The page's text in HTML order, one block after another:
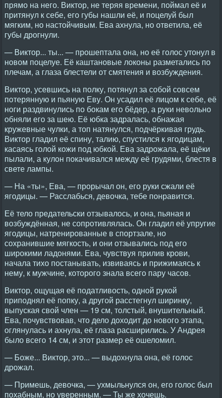
прямо на него. Виктор, не теряя времени, поймал её и
притянул к себе, его губы нашли её, и поцелуй был
мягким, но настойчивым. Ева ахнула, но ответила, её
губы дрогнули.
— Виктор... ты... — прошептала она, но её голос утонул в
новом поцелуе. Её каштановые локоны разметались по
плечам, а глаза блестели от смятения и возбуждения.
Виктор, усевшись на полку, потянул за собой совсем
потерянную и пьяную Еву. Он усадил её лицом к себе, её
ноги раздвинулись по бокам его бёдер, а руки невольно
обняли его за шею. Её юбка задралась, обнажая
кружевные чулки, а топ натянулся, подчёркивая грудь.
Виктор гладил её спину, талию, спустился к ягодицам,
касаясь голой кожи под юбкой. Ева задрожала, её щёки
пылали, а кулон покачивался между её грудями, блестя в
свете лампы.
— На «ты», Ева, — прорычал он, его руки сжали её
ягодицы. — Расслабься, девочка, тебе понравится.
Её тело предательски отзывалось, и она, пьяная и
возбуждённая, не сопротивлялась. Он гладил её упругие
ягодицы, натренированные в спортзале, но
сохранившие мягкость, и они отзывались под его
широкими ладонями. Ева, чувствуя прилив крови,
начала тихо постанывать, извиваясь и прижимаясь к
нему, к мужчине, которого знала всего пару часов.
Виктор, ощущая её податливость, одной рукой
приподнял её попку, а другой расстегнул ширинку,
выпуская свой член — 19 см, толстый, внушительный.
Ева, почувствовав, что дело доходит до нового этапа,
оглянулась и ахнула, её глаза расширились. У Андрея
было всего 14 см, и этот размер её ошеломил.
— Боже... Виктор, это... — выдохнула она, её голос
дрожал.
— Примешь, девочка, — ухмыльнулся он, его голос был
похабным, но уверенным. — Ты же хочешь.